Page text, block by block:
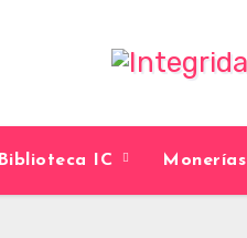
Biblioteca IC Monerías